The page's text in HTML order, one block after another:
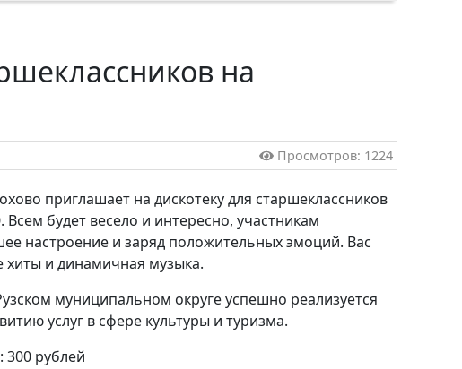
на
Просмотров: 1224
приглашает на дискотеку для старшеклассников
Всем будет весело и интересно, участникам
настроение и заряд положительных эмоций. Вас
хиты и динамичная музыка.
муниципальном округе успешно реализуется
услуг в сфере культуры и туризма.
300 рублей